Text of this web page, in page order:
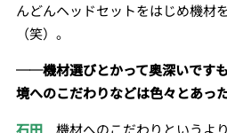
んどんヘッドセットをはじめ機
（笑）。
──機材選びとかって奥深いです
境へのこだわりなどは色々とあっ